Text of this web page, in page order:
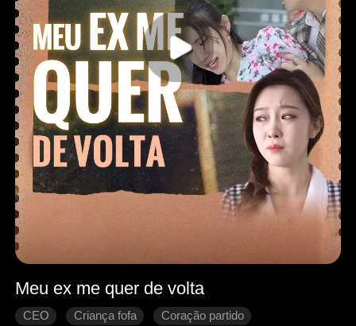
Meu ex me quer de volta
CEO Criança fofa
Coração partido